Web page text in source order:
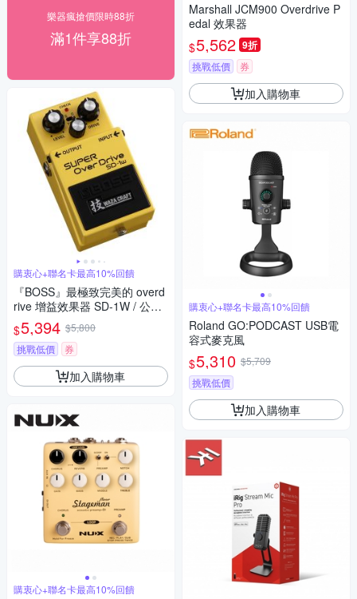
樂器瘋搶價限時88折
滿1件享88折
購衷心+聯名卡最高10%回饋
『BOSS』最極致完美的 overd
rive 增益效果器 SD-1W / 公司
貨
$5,394 $5,800
挑戰低價
券
加入購物車
購衷心+聯名卡最高10%回饋
Marshall JCM900 Overdrive P
edal 效果器
$5,562 9折
挑戰低價 券
加入購物車
購衷心+聯名卡最高10%回饋
Roland GO:PODCAST USB電
容式麥克風
$5,310 $5,709
挑戰低價
加入購物車